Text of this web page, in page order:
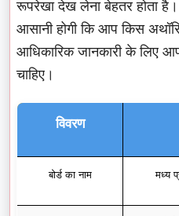
रूपरेखा देख लेना बेहतर होता
आसानी होगी कि आप किस
आधिकारिक जानकारी के लिए
चाहिए।
विवरण
बोर्ड का नाम मध्य